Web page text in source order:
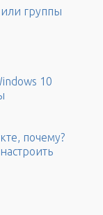
группы
10
почему?